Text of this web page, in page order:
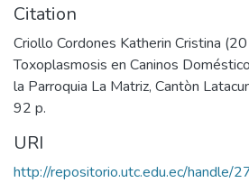
Citation
Criollo Cordones Katherin Cristina
Toxoplasmosis en Caninos
la Parroquia La Matriz, Cantòn
92 p.
URI
http://repositorio.utc.edu.ec/handle/